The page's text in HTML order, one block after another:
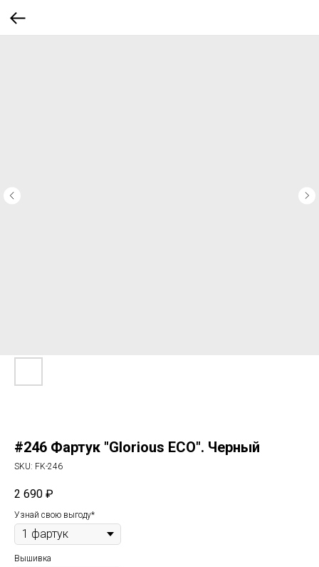
#246 Фартук "Glorious ECO". Черный
SKU: FK-246
2 690 ₽
Узнай свою выгоду*
Вышивка